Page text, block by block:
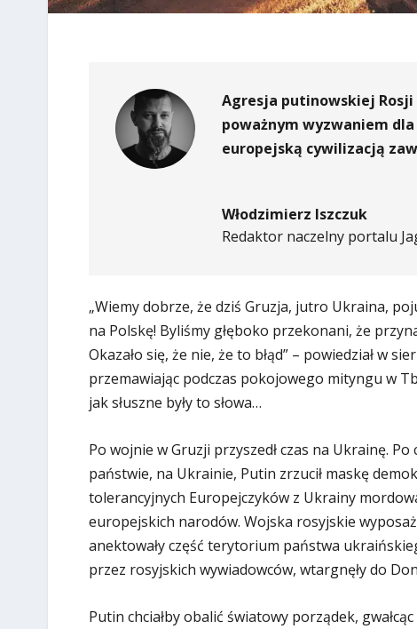
Agresja putinowskiej Rosji
poważnym wyzwaniem
europejską cywilizacją
Włodzimierz Iszczuk
Redaktor naczelny portalu
„Wiemy dobrze, że dziś Gruzja, jutro Ukraina,
na Polskę! Byliśmy głęboko przekonani, że
Okazało się, że nie, że to błąd” – powiedział w
przemawiając podczas pokojowego mityngu w
jak słuszne były to słowa…
Po wojnie w Gruzji przyszedł czas na Ukrainę.
państwie, na Ukrainie, Putin zrzucił maskę
tolerancyjnych Europejczyków z Ukrainy
europejskich narodów. Wojska rosyjskie
anektowały część terytorium państwa
przez rosyjskich wywiadowców, wtargnęły do
Putin chciałby obalić światowy porządek,